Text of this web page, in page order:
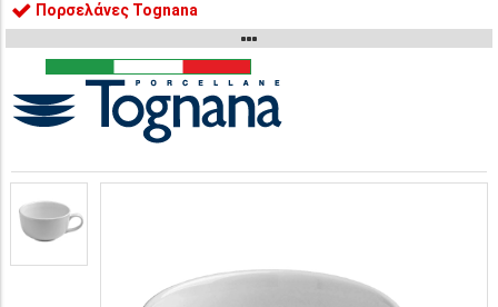
Πορσελάνες Tognana